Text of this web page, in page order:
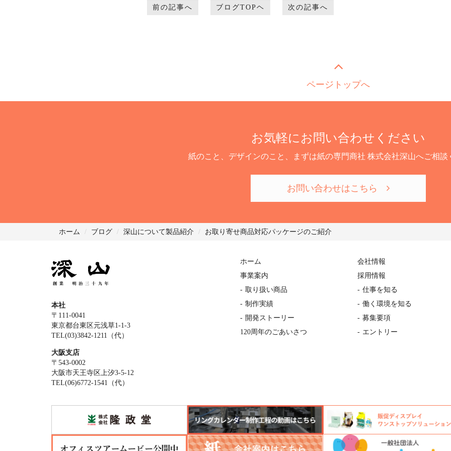
前の記事へ ブログTOPヘ 次の記事へ
ページトップへ
お気軽にお問い合わせください
紙のこと、デザインのこと、まずは紙の専門商社 株式会社深山へご相談
お問い合わせはこちら
ホーム ブログ 深山について製品紹介 お取り寄せ商品対応パッケージのご紹介
本社
〒111-0041
東京都台東区元浅草1-1-3
TEL(03)3842-1211（代）
大阪支店
〒543-0002
大阪市天王寺区上汐3-5-12
TEL(06)6772-1541（代）
ホーム
事業案内
取り扱い商品
制作実績
開発ストーリー
120周年のごあいさつ
会社情報
採用情報
仕事を知る
働く環境を知る
募集要項
エントリー